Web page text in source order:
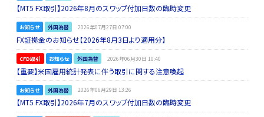
【MT5 FX取引】2026年8月のスワップ付加日数の臨時変更
お知らせ 外国為替 2026年07月27日 07:00
FX証拠金のお知らせ【2026年8月3日より適用分】
CFD取引 お知らせ 外国為替 2026年06月30日 10:40
【重要】米国雇用統計発表に伴う取引に関する注意喚起
お知らせ 外国為替 2026年06月29日 13:26
【MT5 FX取引】2026年7月のスワップ付加日数の臨時変更